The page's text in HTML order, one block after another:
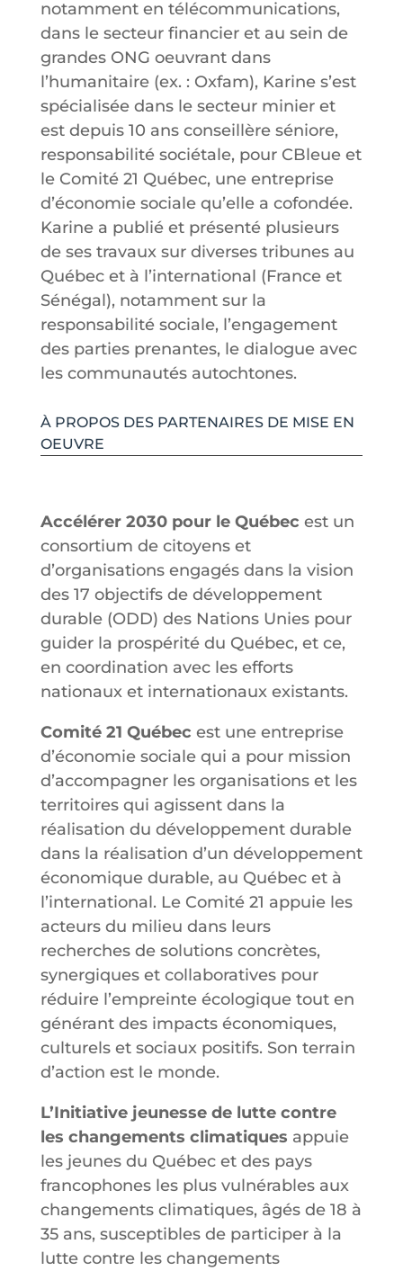
notamment en télécommunications,
dans le secteur financier et au sein de
grandes ONG oeuvrant dans
l’humanitaire (ex. : Oxfam), Karine s’est
spécialisée dans le secteur minier et
est depuis 10 ans conseillère séniore,
responsabilité sociétale, pour CBleue et
le Comité 21 Québec, une entreprise
d’économie sociale qu’elle a cofondée.
Karine a publié et présenté plusieurs
de ses travaux sur diverses tribunes au
Québec et à l’international (France et
Sénégal), notamment sur la
responsabilité sociale, l’engagement
des parties prenantes, le dialogue avec
les communautés autochtones.
À PROPOS DES PARTENAIRES DE MISE EN
OEUVRE
Accélérer 2030 pour le Québec est un
consortium de citoyens et
d’organisations engagés dans la vision
des 17 objectifs de développement
durable (ODD) des Nations Unies pour
guider la prospérité du Québec, et ce,
en coordination avec les efforts
nationaux et internationaux existants.
Comité 21 Québec est une entreprise
d’économie sociale qui a pour mission
d’accompagner les organisations et les
territoires qui agissent dans la
réalisation du développement durable
dans la réalisation d’un développement
économique durable, au Québec et à
l’international. Le Comité 21 appuie les
acteurs du milieu dans leurs
recherches de solutions concrètes,
synergiques et collaboratives pour
réduire l’empreinte écologique tout en
générant des impacts économiques,
culturels et sociaux positifs. Son terrain
d’action est le monde.
L’Initiative jeunesse de lutte contre
les changements climatiques appuie
les jeunes du Québec et des pays
francophones les plus vulnérables aux
changements climatiques, âgés de 18 à
35 ans, susceptibles de participer à la
lutte contre les changements